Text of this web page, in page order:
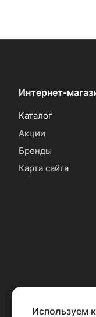
Интернет-
Каталог
Акции
Бренды
Карта сайта
Используем